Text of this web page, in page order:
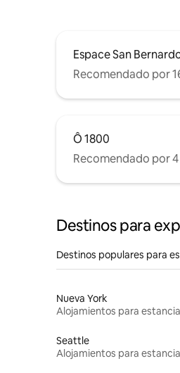
Espace San
Recomendado por
Ô 1800
Recomendado por
Destinos para
Destinos populares para
Nueva York
Seattle